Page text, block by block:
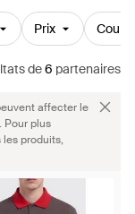
Prix
de6 partenaires
affecter le
Pour plus
produits,